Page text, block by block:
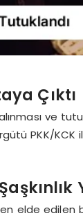
Çıktı
ve
PKK/KCK
elde